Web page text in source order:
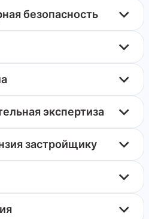
безопасность
экспертиза
застройщику